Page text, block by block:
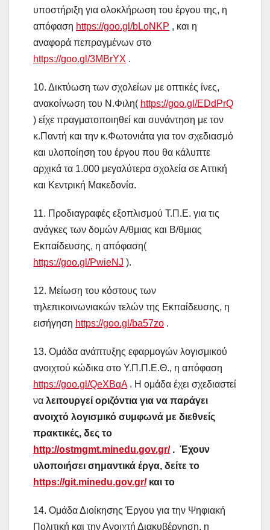
υποστήριξη για ολοκλήρωση του έργου της, η
απόφαση https://goo.gl/bLoNKP , και η
αναφορά πεπραγμένων στο
https://goo.gl/3MBrYX .
10. Δικτύωση των σχολείων με οπτικές ίνες,
ανακοίνωση του Ν.Φιλη( https://goo.gl/EDdPrQ
) είχε πραγματοποιηθεί και συνάντηση με τον
κ.Παντή και την κ.Φωτονιάτα για τον σχεδιασμό
και υλοποίηση του έργου που θα κάλυπτε
αρχικά τα 1.000 μεγαλύτερα σχολεία σε Αττική
και Κεντρική Μακεδονία.
11. Προδιαγραφές εξοπλισμού Τ.Π.Ε. για τις
ανάγκες των δομών Α/θμιας και Β/θμιας
Εκπαίδευσης, η απόφαση(
https://goo.gl/PwieNJ ).
12. Μείωση του κόστους των
τηλεπικοινωνιακών τελών της Εκπαίδευσης, η
εισήγηση https://goo.gl/ba57zo .
13. Ομάδα ανάπτυξης εφαρμογών λογισμικού
ανοιχτού κώδικα στο Υ.Π.Π.Ε.Θ., η απόφαση
https://goo.gl/QeXBqA. Η ομάδα έχει σχεδιαστεί
να λειτουργεί οριζόντια για να παράγει
ανοιχτό λογισμικό συμφωνά με διεθνείς
πρακτικές, δες το
http://ostmgmt.minedu.gov.gr/. Έχουν
υλοποιήσει σημαντικά έργα, δείτε το
https://git.minedu.gov.gr/ και το
14. Ομάδα Διοίκησης Έργου για την Ψηφιακή
Πολιτική και την Ανοιχτή Διακυβέρνηση, η